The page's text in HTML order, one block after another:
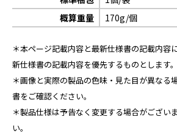
概算重量
170g/個
＊本ページ記載内容と最新仕様書の記載内容
新仕様書の記載内容を優先するものとします。
＊画像と実際の製品の色味・見た目が異なる
書をご確認ください。
＊製品仕様は予告なく変更する場合がござい
い。